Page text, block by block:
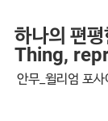
하나의 편
Thing,
안무_윌리엄 포사